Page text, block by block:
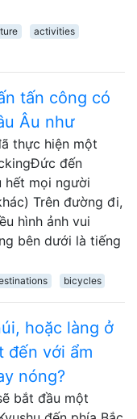
activities
tấn công có
Âu như
thực hiện một
đến
hết mọi người
Trên đường đi,
hình ảnh vui
bên dưới là tiếng
bicycles
hoặc làng ở
đến với ẩm
nóng?
bắt đầu một